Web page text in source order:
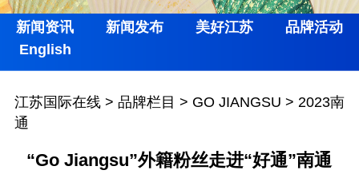
新闻资讯 新闻发布 美好江苏
品牌活动
English
江苏国际在线> 品牌栏目 > GO JIANGSU > 2023南
通
“Go Jiangsu”外籍粉丝走进“好通”南通